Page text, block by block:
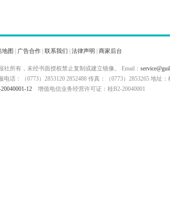
地图 广告合作 联系我们 法律声明 商家后台
社所有，未经书面授权禁止复制或建立镜像。 Email：
电话：（0773）2853120 2852488 传真：（0773）2853265 地址
12 增值电信业务经营许可证：桂B2-20040001